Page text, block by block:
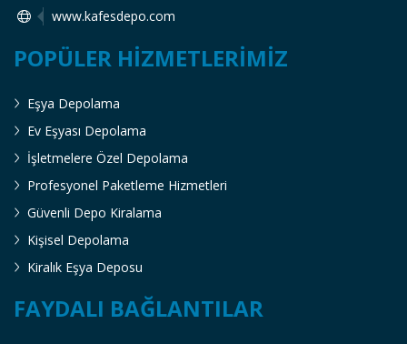
www.kafesdepo.com
POPÜLER HIZMETLERIMIZ
Eşya Depolama
Ev Eşyası Depolama
İşletmelere Özel Depolama
Profesyonel Paketleme Hizmetleri
Güvenli Depo Kiralama
Kişisel Depolama
Kiralık Eşya Deposu
FAYDALI BAĞLANTILAR